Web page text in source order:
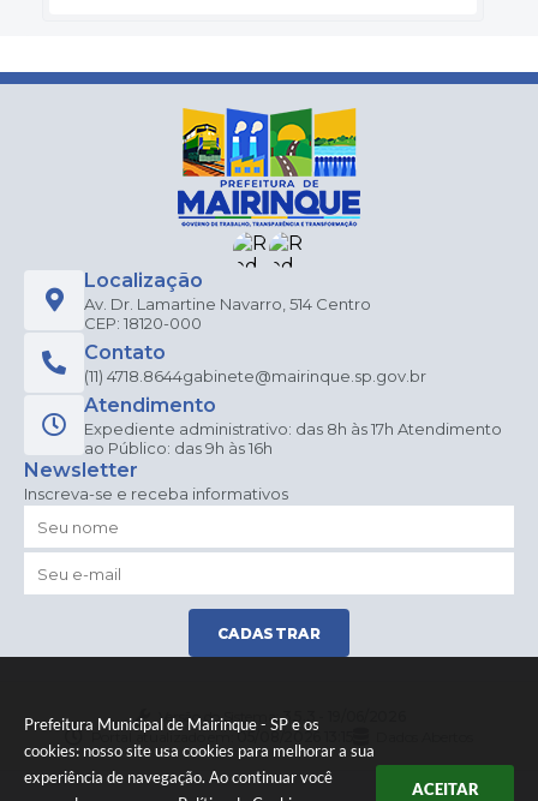
Prefeitura Municipal de Mairinque - SP e os
cookies: nosso site usa cookies para melhorar a sua
experiência de navegação. Ao continuar você
ACEITAR
Localização
Av. Dr. Lamartine Navarro, 514 Centro
CEP: 18120-000
Contato
(11) 4718.8644gabinete@mairinque.sp.gov.br
Atendimento
Expediente administrativo: das 8h às 17h Atendimento
ao Público: das 9h às 16h
Newsletter
Inscreva-se e receba informativos
CADASTRAR
Versão do Sistema:3.5.3 - 19/06/2026
Portal atualizado em: 05/08/2026 13:15